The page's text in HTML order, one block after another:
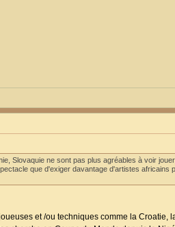
Slovaquie ne sont pas plus agréables à voir
que d'exiger davantage d'artistes africains
et /ou techniques comme la Croatie,